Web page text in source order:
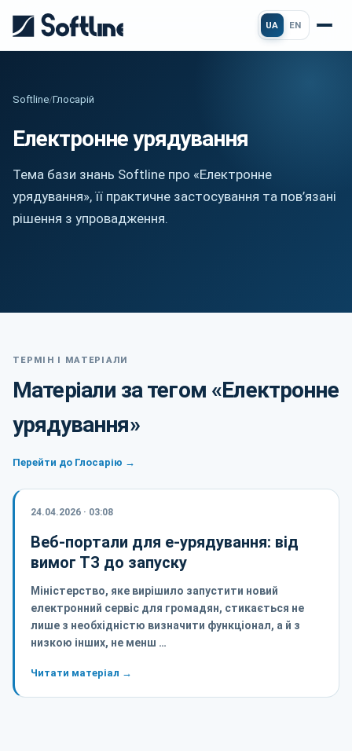
UA EN
Softline/Глосарій
Електронне урядування
Тема бази знань Softline про «Електронне
урядування», її практичне застосування та пов’язані
рішення з упровадження.
ТЕРМІН І МАТЕРІАЛИ
Матеріали за тегом «Електронне
урядування»
Перейти до Глосарію →
24.04.2026 · 03:08
Веб-портали для е-урядування: від
вимог ТЗ до запуску
Міністерство, яке вирішило запустити новий
електронний сервіс для громадян, стикається не
лише з необхідністю визначити функціонал, а й з
низкою інших, не менш …
Читати матеріал →